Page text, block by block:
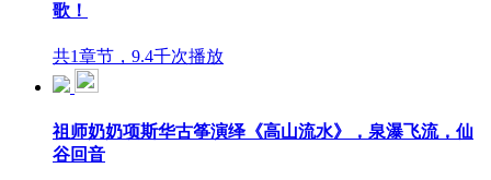
歌！
共1章节，9.4千次播放
祖师奶奶项斯华古筝演绎《高山流水》，泉瀑飞流，仙
谷回音